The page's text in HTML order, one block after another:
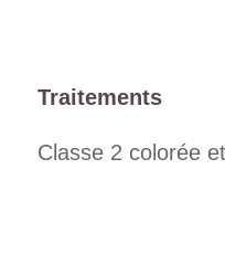
Traitements
Classe 2 colorée